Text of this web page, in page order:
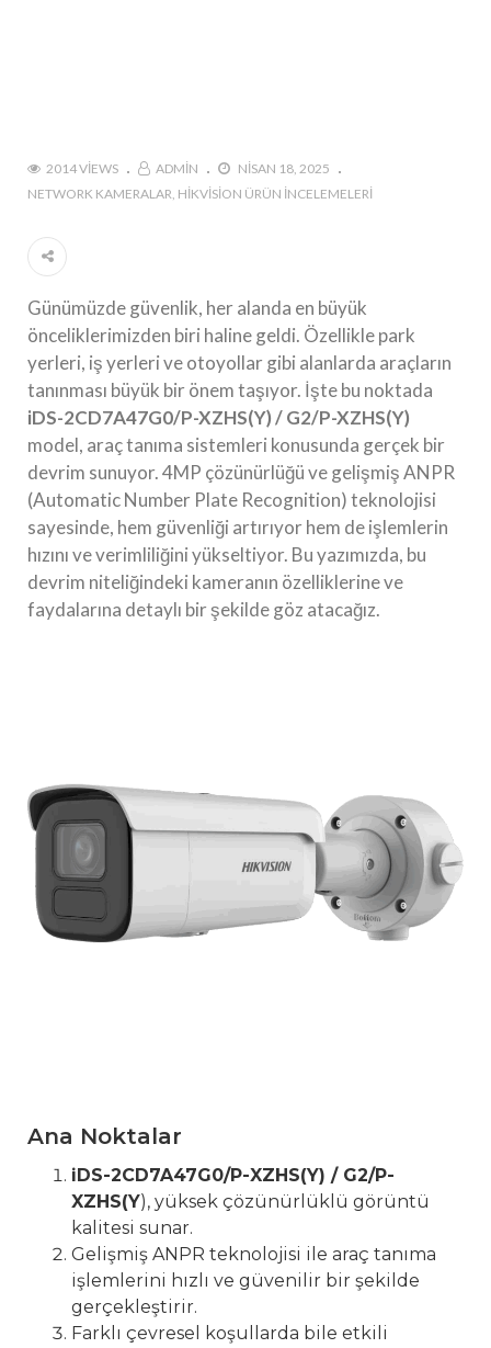
2014 VIEWS ADMIN
NISAN 18, 2025
NETWORK KAMERALAR HIKVISION ÜRÜN İNCELEMELERI
Günümüzde güvenlik, her alanda en büyük
önceliklerimizden biri haline geldi. Özellikle park
yerleri, iş yerleri ve otoyollar gibi alanlarda araçların
tanınması büyük bir önem taşıyor. İşte bu noktada
iDS-2CD7A47G0/P-XZHS(Y) / G2/P-XZHS(Y)
model, araç tanıma sistemleri konusunda gerçek bir
devrim sunuyor. 4MP çözünürlüğü ve gelişmiş ANPR
(Automatic Number Plate Recognition) teknolojisi
sayesinde, hem güvenliği artırıyor hem de işlemlerin
hızını ve verimliliğini yükseltiyor. Bu yazımızda, bu
devrim niteliğindeki kameranın özelliklerine ve
faydalarına detaylı bir şekilde göz atacağız.
Ana Noktalar
iDS-2CD7A47G0/P-XZHS(Y) / G2/P-
XZHS(Y), yüksek çözünürlüklü görüntü
kalitesi sunar.
Gelişmiş ANPR teknolojisi ile araç tanıma
işlemlerini hızlı ve güvenilir bir şekilde
gerçekleştirir.
Farklı çevresel koşullarda bile etkili